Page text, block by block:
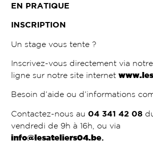
EN PRATIQUE
INSCRIPTION
Un stage vous tente ?
Inscrivez-vous directement via
ligne sur notre site internet
Besoin d’aide ou d’informations
Contactez-nous au04 341 42 08
vendredi de 9h à 16h, ou via
info@lesateliers04.be.